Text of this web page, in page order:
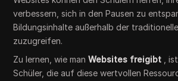
verbessern, sich in den Pausen zu
Bildungsinhalte außerhalb der
zuzugreifen.
Zu lernen, wie manWebsites freigibt ,
Schüler, die auf diese wertvollen